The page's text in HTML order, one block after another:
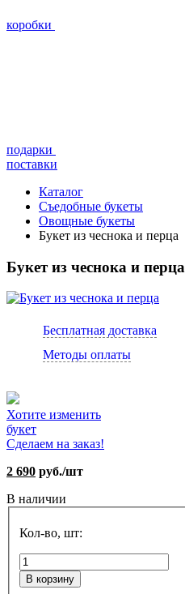
коробки
подарки
поставки
Каталог
Съедобные букеты
Овощные букеты
Букет из чеснока и перца
Букет из чеснока и перца
Бесплатная доставка
Методы оплаты
Хотите изменить
букет
Сделаем на заказ!
2 690 руб./шт
В наличии
Кол-во, шт:
В корзину